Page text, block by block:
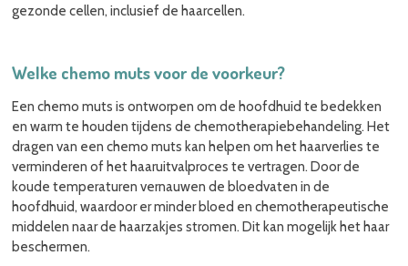
gezonde cellen, inclusief de haarcellen.
Welke chemo muts voor de voorkeur?
Een chemo muts is ontworpen om de hoofdhuid te bedekken
en warm te houden tijdens de chemotherapiebehandeling. Het
dragen van een chemo muts kan helpen om het haarverlies te
verminderen of het haaruitvalproces te vertragen. Door de
koude temperaturen vernauwen de bloedvaten in de
hoofdhuid, waardoor er minder bloed en chemotherapeutische
middelen naar de haarzakjes stromen. Dit kan mogelijk het haar
beschermen.